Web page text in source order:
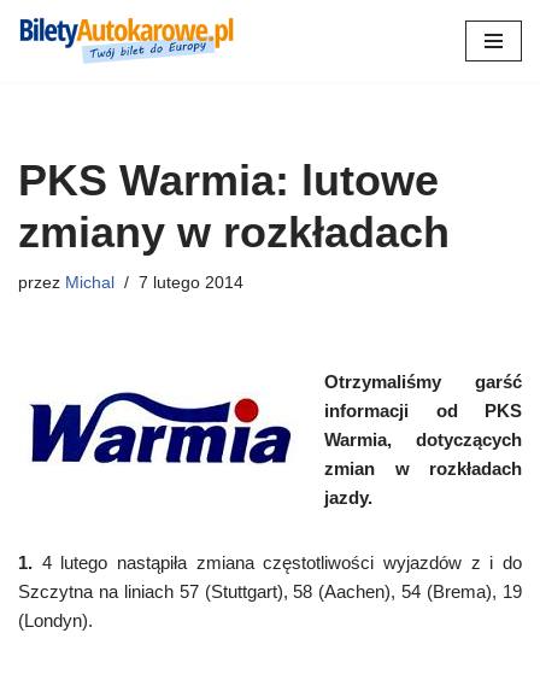
PKS Warmia: lutowe
zmiany w rozkładach
przez Michal 7 lutego 2014
Otrzymaliśmy garść
informacji od PKS
Warmia, dotyczących
zmian w rozkładach
jazdy.
1. 4 lutego nastąpiła zmiana częstotliwości wyjazdów z i do
Szczytna na liniach 57 (Stuttgart), 58 (Aachen), 54 (Brema), 19
(Londyn).